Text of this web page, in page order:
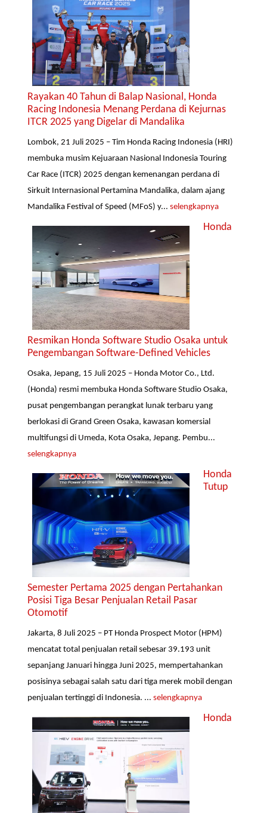
Rayakan 40 Tahun di Balap Nasional, Honda
Racing Indonesia Menang Perdana di Kejurnas
ITCR 2025 yang Digelar di Mandalika
Lombok, 21 Juli 2025 – Tim Honda Racing Indonesia (HRI)
membuka musim Kejuaraan Nasional Indonesia Touring
Car Race (ITCR) 2025 dengan kemenangan perdana di
Sirkuit Internasional Pertamina Mandalika, dalam ajang
Mandalika Festival of Speed (MFoS) y...selengkapnya
Honda
Resmikan Honda Software Studio Osaka untuk
Pengembangan Software-Defined Vehicles
Osaka, Jepang, 15 Juli 2025 – Honda Motor Co., Ltd.
(Honda) resmi membuka Honda Software Studio Osaka,
pusat pengembangan perangkat lunak terbaru yang
berlokasi di Grand Green Osaka, kawasan komersial
multifungsi di Umeda, Kota Osaka, Jepang. Pembu...
selengkapnya
Honda
Tutup
Semester Pertama 2025 dengan Pertahankan
Posisi Tiga Besar Penjualan Retail Pasar
Otomotif
Jakarta, 8 Juli 2025 – PT Honda Prospect Motor (HPM)
mencatat total penjualan retail sebesar 39.193 unit
sepanjang Januari hingga Juni 2025, mempertahankan
posisinya sebagai salah satu dari tiga merek mobil dengan
penjualan tertinggi di Indonesia. ...selengkapnya
Honda